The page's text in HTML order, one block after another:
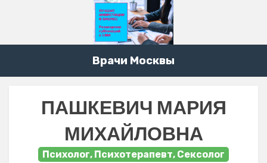
Врачи Москвы
ПАШКЕВИЧ МАРИЯ
МИХАЙЛОВНА
Психолог, Психотерапевт, Сексолог